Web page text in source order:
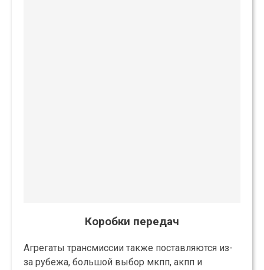
Коробки передач
Агрегаты трансмиссии также поставляются из-
за рубежа, большой выбор мкпп, акпп и